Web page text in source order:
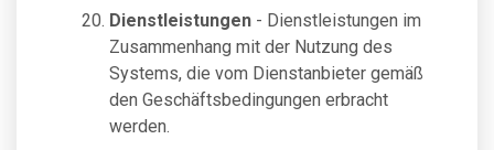
Dienstleistungen - Dienstleistungen im
Zusammenhang mit der Nutzung des
Systems, die vom Dienstanbieter gemäß
den Geschäftsbedingungen erbracht
werden.